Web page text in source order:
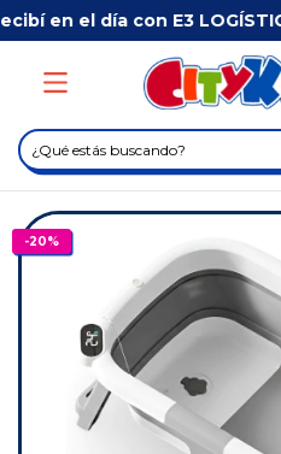
en el día con E3 LOGÍSTICA
-20%